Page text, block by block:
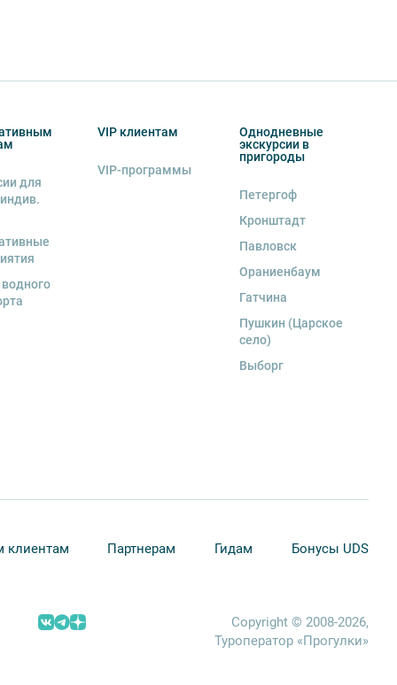
для
VIP клиентам
VIP-программы
Однодневные
экскурсии в
пригороды
Петергоф
Кронштадт
Павловск
Ораниенбаум
Гатчина
Пушкин (Царское
село)
Выборг
клиентам Партнерам Гидам Бонусы UDS
Copyright © 2008-2026,
Туроператор «Прогулки»